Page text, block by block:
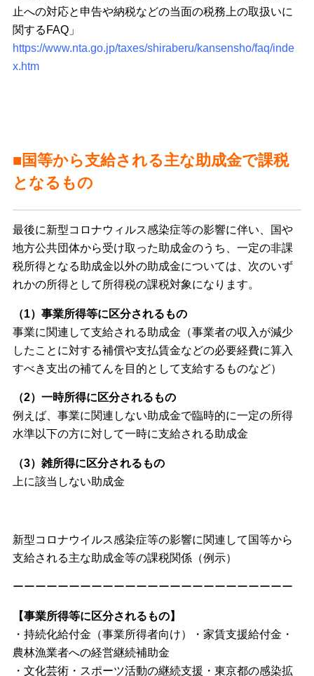
止への対応と申告や納税などの当面の税務上の取扱いに
関するFAQ」
https://www.nta.go.jp/taxes/shiraberu/kansensho/faq/inde
x.htm
■国等から支給される主な助成金で課税
となるもの
最後に新型コロナウィルス感染症等の影響に伴い、国や
地方公共団体から受け取った助成金のうち、一定の非課
税所得となる助成金以外の助成金については、次のいず
れかの所得として所得税の課税対象になります。
（1）事業所得等に区分されるもの
事業に関連して支給される助成金（事業者の収入が減少
したことに対する補償や支払賃金などの必要経費に算入
すべき支出の補てんを目的として支給するものなど）
（2）一時所得に区分されるもの
例えば、事業に関連しない助成金で臨時的に一定の所得
水準以下の方に対して一時に支給される助成金
（3）雑所得に区分されるもの
上に該当しない助成金
新型コロナウイルス感染症等の影響に関連して国等から
支給される主な助成金等の課税関係（例示）
ーーーーーーーーーーーーーーーーーーーーーーーーー
【事業所得等に区分されるもの】
・持続化給付金（事業所得者向け）・家賃支援給付金・
農林漁業者への経営継続補助金
・文化芸術・スポーツ活動の継続支援・東京都の感染拡